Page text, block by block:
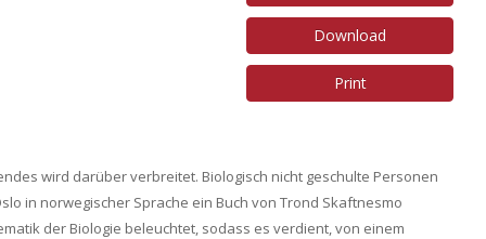
Download
Print
wird darüber verbreitet. Biologisch nicht geschulte Personen
in norwegischer Sprache ein Buch von Trond Skaftnesmo
der Biologie beleuchtet, sodass es verdient, von einem